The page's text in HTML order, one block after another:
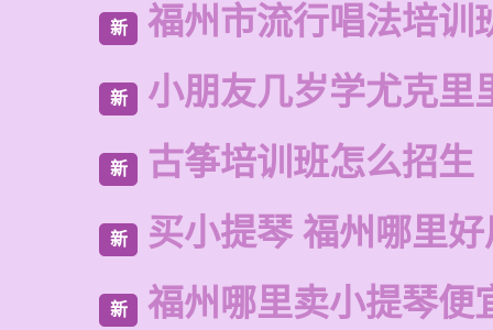
新 福州市流行唱法培训
新 小朋友几岁学尤克里
新 古筝培训班怎么招生
新 买小提琴 福州哪里
新 福州哪里卖小提琴便